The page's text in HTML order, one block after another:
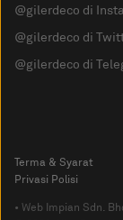
@gilerdeco di
@gilerdeco di
@gilerdeco di
• Web Impian Sdn.
Privasi Polisi
Terma & Syarat